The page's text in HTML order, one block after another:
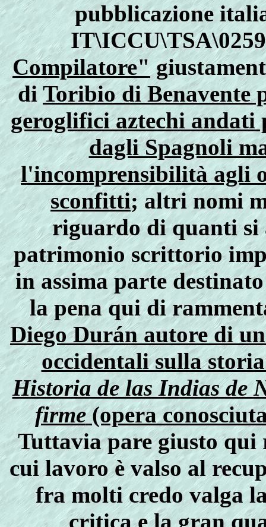
pubblicazione
Compilatore"
diToribio di Benavente
geroglifici aztechi
dagli Spagnoli
l'incomprensibilità agli
sconfitti; altri nomi
riguardo di quanti si
patrimonio scrittorio
in assima parte
la pena qui di
Diego Durán autore di
occidentali sulla
Historia de las Indias de
firme(opera
Tuttavia pare giusto
cui lavoro è valso al
fra molti credo valga
critica e la gran